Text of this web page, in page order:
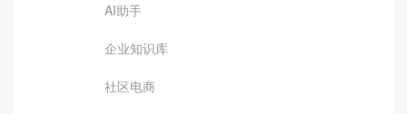
AI助手
企业知识库
社区电商